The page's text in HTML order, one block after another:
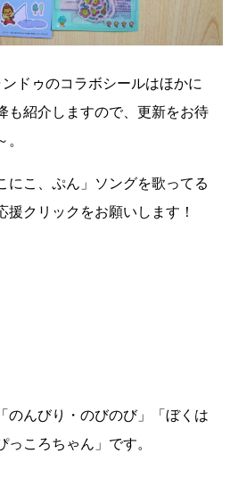
ドゥのコラボシールはほかに
も紹介しますので、更新をお待
にこ、ぷん」ソングを歌ってる
援クリックをお願いします！
のんびり・のびのび」「ぼくは
ころちゃん」です。